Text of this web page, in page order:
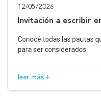
12/05/2026
Invitación a escribir
Conocé todas las pautas
para ser considerados.
leer más +